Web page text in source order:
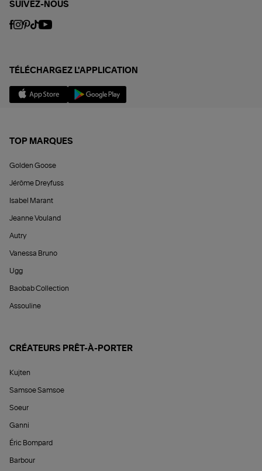
SUIVEZ-NOUS
TÉLÉCHARGEZ L'APPLICATION
TOP MARQUES
Golden Goose
Jérôme Dreyfuss
Isabel Marant
Jeanne Vouland
Autry
Vanessa Bruno
Ugg
Baobab Collection
Assouline
CRÉATEURS PRÊT-À-PORTER
Kujten
Samsoe Samsoe
Soeur
Ganni
Éric Bompard
Barbour